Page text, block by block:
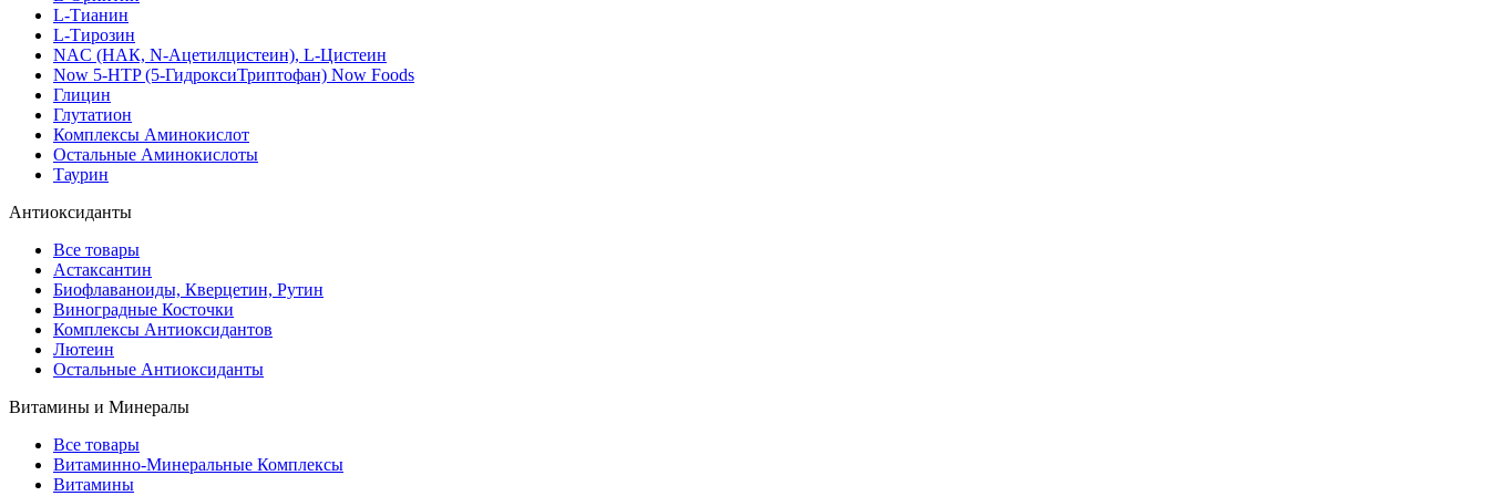
L-Тианин
L-Тирозин
NAC (НАК, N-Ацетилцистеин), L-Цистеин
Now 5-HTP (5-ГидроксиТриптофан) Now Foods
Глицин
Глутатион
Комплексы Аминокислот
Остальные Аминокислоты
Таурин
Антиоксиданты
Все товары
Астаксантин
Биофлаваноиды, Кверцетин, Рутин
Виноградные Косточки
Комплексы Антиоксидантов
Лютеин
Остальные Антиоксиданты
Витамины и Минералы
Все товары
Витаминно-Минеральные Комплексы
Витамины